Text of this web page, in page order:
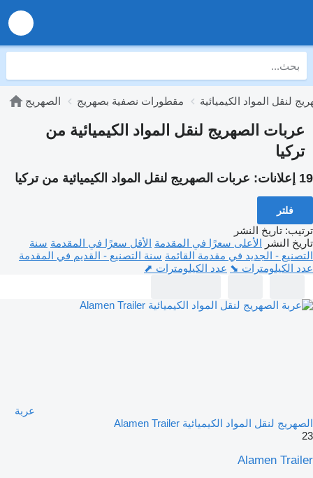
الصهريج مقطورات نصفية بصهريج لنقل المواد الكيميائية
عربات الصهريج لنقل المواد الكيميائية من
تركيا
19 إعلانات: عربات الصهريج لنقل المواد الكيميائية من تركيا
فلتر
ترتيب: تاريخ النشر
تاريخ النشر الأعلى سعرًا في المقدمة الأقل سعرًا في المقدمة سنة
التصنيع - الجديد في مقدمة القائمة سنة التصنيع - القديم في المقدمة
عدد الكيلومترات ⬊ عدد الكيلومترات ⬈
عربة
الصهريج لنقل المواد الكيميائية Alamen Trailer
23
Alamen Trailer